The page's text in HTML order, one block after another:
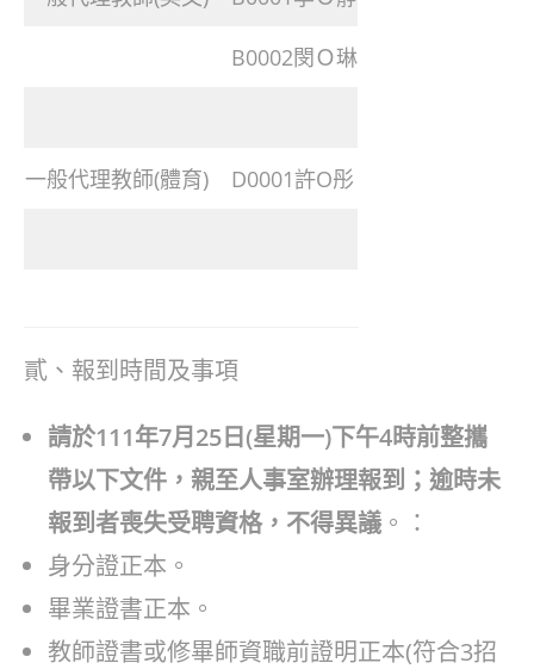
B0002閔Ｏ琳
一般代理教師(體育) D0001許O彤
貳、報到時間及事項
請於111年7月25日(星期一)下午4時前整攜
帶以下文件，親至人事室辦理報到；逾時未
報到者喪失受聘資格，不得異議 。：
身分證正本。
畢業證書正本。
教師證書或修畢師資職前證明正本(符合3招